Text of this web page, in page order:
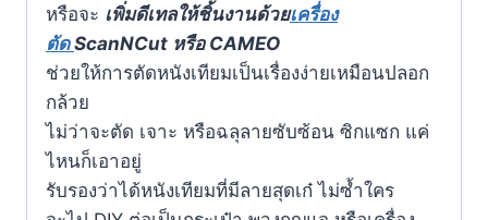
หรือจะ เพิ่มดีเทลให้ชิ้นงานด้วยเครื่อง
ตัดScanNCut หรือ CAMEO
ช่วยให้การตัดหนังเทียมเป็นเรื่องง่ายเหมือนปลอก
กล้วย
ไม่ว่าจะตัด เจาะ หรือฉลุลายซับซ้อน ซิกแซก แค่
ไหนก็เอาอยู่
รับรองว่าได้หนังเทียมที่มีลายสุดเก๋ ไม่ซ้ำใคร